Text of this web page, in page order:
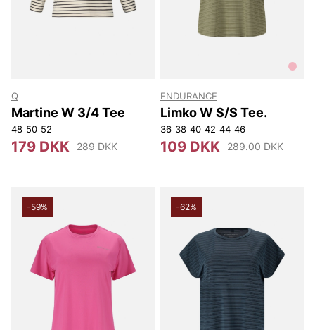
Q
Martine W 3/4 Tee
48 50 52
179 DKK 289 DKK
ENDURANCE
Limko W S/S Tee.
36 38 40 42 44 46
109 DKK 289.00 DKK
-59% -62%